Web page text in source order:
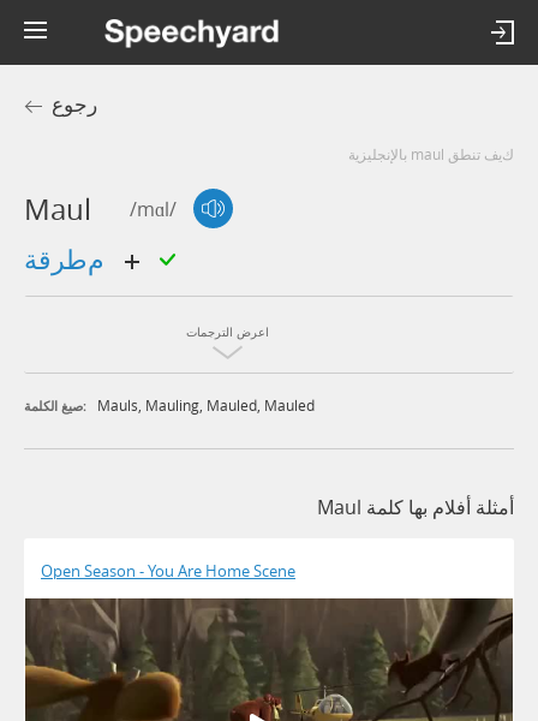
رجوع
كيف تنطق maul بالإنجليزية
Maul /mɑl/
اعرض الترجمات
صيغ الكلمة: Mauls, Mauling, Mauled, Mauled
أمثلة أفلام بها كلمة Maul
Open Season - You Are Home Scene